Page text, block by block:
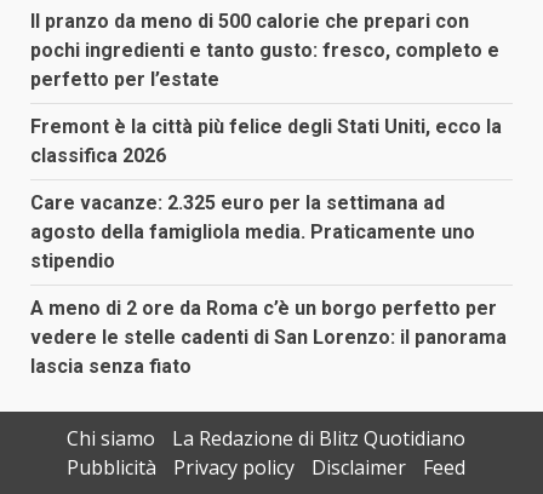
Il pranzo da meno di 500 calorie che prepari con
pochi ingredienti e tanto gusto: fresco, completo e
perfetto per l’estate
Fremont è la città più felice degli Stati Uniti, ecco la
classifica 2026
Care vacanze: 2.325 euro per la settimana ad
agosto della famigliola media. Praticamente uno
stipendio
A meno di 2 ore da Roma c’è un borgo perfetto per
vedere le stelle cadenti di San Lorenzo: il panorama
lascia senza fiato
Chi siamo
La Redazione di Blitz Quotidiano
Pubblicità
Privacy policy Disclaimer Feed